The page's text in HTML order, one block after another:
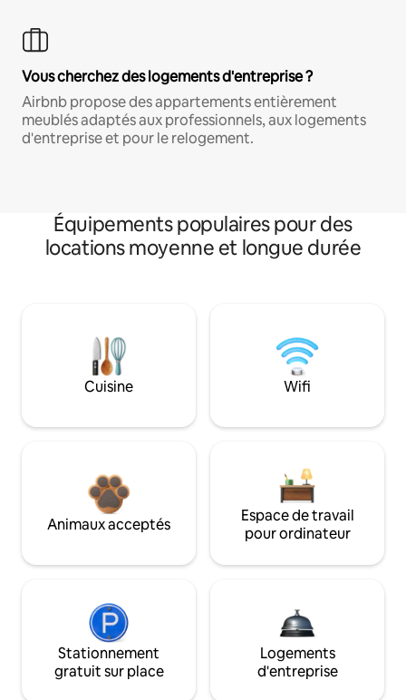
Vous cherchez des logements d'entreprise ?
Airbnb propose des appartements entièrement
meublés adaptés aux professionnels, aux logements
d'entreprise et pour le relogement.
Équipements populaires pour des
locations moyenne et longue durée
Cuisine Wifi
Animaux acceptés
Espace de travail
pour ordinateur
Stationnement
gratuit sur place
Logements
d'entreprise